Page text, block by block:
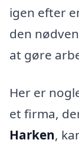
igen efter
den
at gøre
Her er
et firma,
Harken,